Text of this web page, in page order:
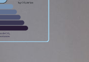
d'énergie pour un